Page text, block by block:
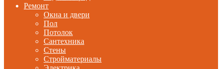
Ремонт
Окна и двери
Пол
Потолок
Сантехника
Стены
Стройматериалы